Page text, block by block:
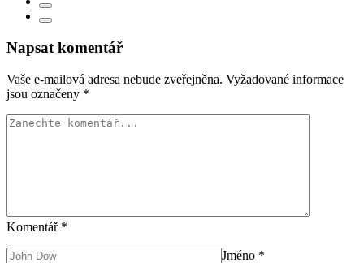
Napsat komentář
Vaše e-mailová adresa nebude zveřejněna. Vyžadované informace
jsou označeny *
Komentář *
Jméno *